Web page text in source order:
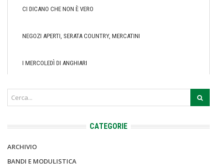
CI DICANO CHE NON È VERO
NEGOZI APERTI, SERATA COUNTRY, MERCATINI
I MERCOLEDÌ DI ANGHIARI
CATEGORIE
ARCHIVIO
BANDI E MODULISTICA